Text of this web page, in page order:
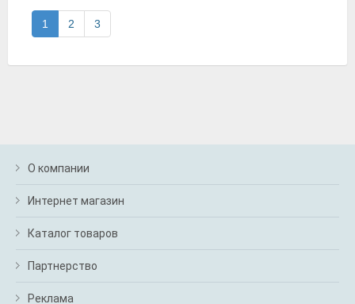
1 2 3
О компании
Интернет магазин
Каталог товаров
Партнерство
Реклама